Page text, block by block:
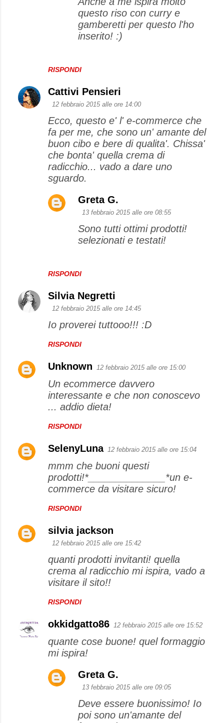
RISPONDI
questo riso con curry e
gamberetti per questo l'ho
inserito! :)
Cattivi Pensieri
12 febbraio 2015 alle ore 14:00
Ecco, questo e' l' e-commerce che
fa per me, che sono un' amante del
buon cibo e bere di qualita'. Chissa'
che bonta' quella crema di
radicchio... vado a dare uno
sguardo.
RISPONDI
Greta G.
13 febbraio 2015 alle ore 08:55
Sono tutti ottimi prodotti!
selezionati e testati!
Silvia Negretti
12 febbraio 2015 alle ore 14:45
Io proverei tuttooo!!! :D
RISPONDI
Unknown 12 febbraio 2015 alle ore 15:00
Un ecommerce davvero
interessante e che non conoscevo
... addio dieta!
RISPONDI
SelenyLuna 12 febbraio 2015 alle ore 15:04
mmm che buoni questi
prodotti!*______________*un e-
commerce da visitare sicuro!
RISPONDI
silvia jackson
12 febbraio 2015 alle ore 15:42
quanti prodotti invitanti! quella
crema al radicchio mi ispira, vado a
visitare il sito!!
RISPONDI
okkidgatto86 12 febbraio 2015 alle ore 15:52
quante cose buone! quel formaggio
mi ispira!
Greta G.
13 febbraio 2015 alle ore 09:05
Deve essere buonissimo! Io
poi sono un'amante del